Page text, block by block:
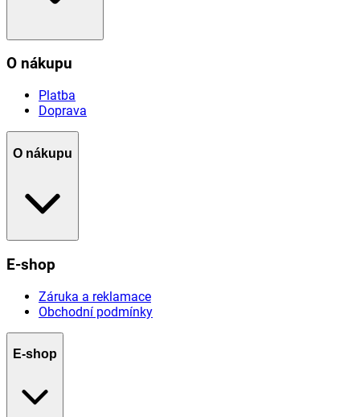
O nákupu
Platba
Doprava
O nákupu
E-shop
Záruka a reklamace
Obchodní podmínky
E-shop